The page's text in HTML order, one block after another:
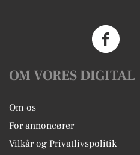
OM VORES DIGITAL
Om os
For annoncører
Vilkår og Privatlivspolitik